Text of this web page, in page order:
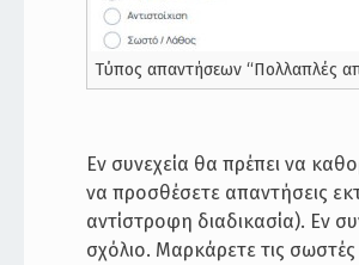
Τύπος απαντήσεων “Πολλαπλές
Εν συνεχεία θα πρέπει να
να προσθέσετε απαντήσεις
αντίστροφη διαδικασία). Εν
σχόλιο. Μαρκάρετε τις σωστές